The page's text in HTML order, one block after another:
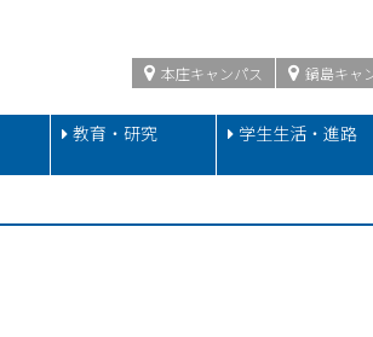
本庄キャンパス 鍋島キャ
教育・研究 学生生活・進路